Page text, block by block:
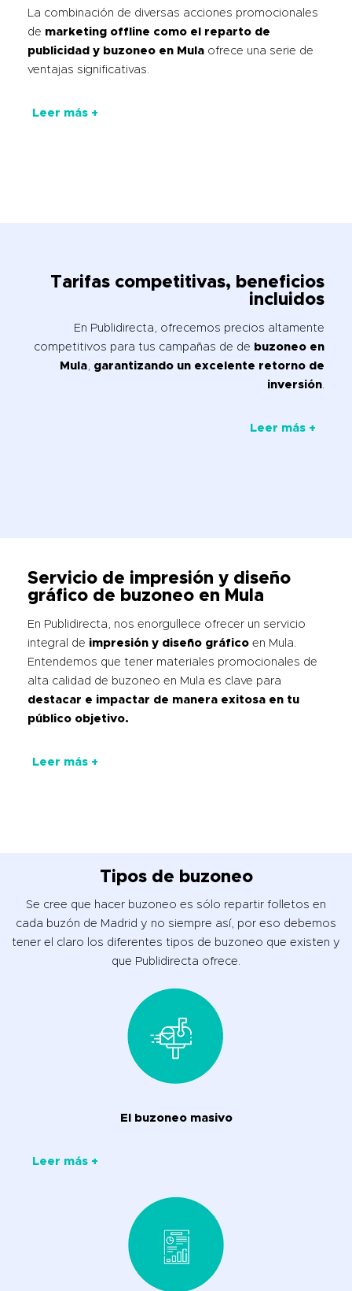
La combinación de diversas acciones promocionales
de marketing offline como el reparto de
publicidad y buzoneo en Mula ofrece una serie de
ventajas significativas.
Leer más +
Tarifas competitivas, beneficios
incluidos
En Publidirecta, ofrecemos precios altamente
competitivos para tus campañas de de buzoneo en
Mula garantizando un excelente retorno de
inversión
Leer más +
Servicio de impresión y diseño
gráfico de buzoneo en Mula
En Publidirecta, nos enorgullece ofrecer un servicio
integral de impresión y diseño gráfico en Mula.
Entendemos que tener materiales promocionales de
alta calidad de buzoneo en Mula es clave para
destacar e impactar de manera exitosa en tu
público objetivo.
Leer más +
Tipos de buzoneo
Se cree que hacer buzoneo es sólo repartir folletos en
cada buzón de Madrid y no siempre así, por eso debemos
tener el claro los diferentes tipos de buzoneo que existen y
que Publidirecta ofrece.
El buzoneo masivo
Leer más +